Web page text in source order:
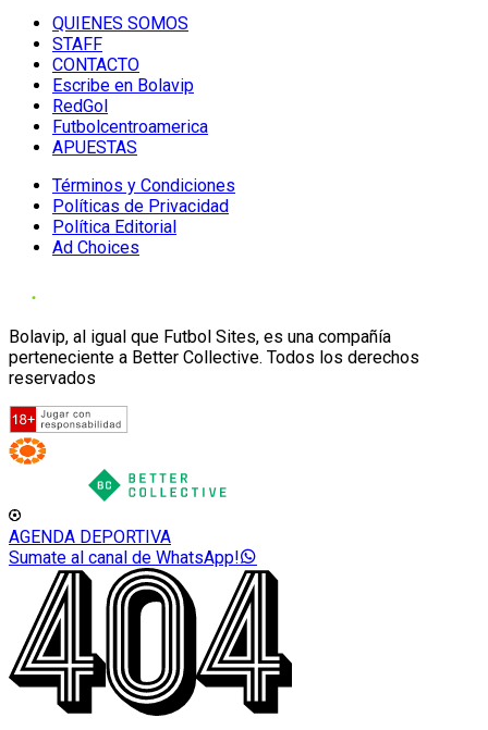
QUIENES SOMOS
STAFF
CONTACTO
Escribe en Bolavip
RedGol
Futbolcentroamerica
APUESTAS
Términos y Condiciones
Políticas de Privacidad
Política Editorial
Ad Choices
Bolavip, al igual que Futbol Sites, es una compañía
perteneciente a Better Collective. Todos los derechos
reservados
AGENDA DEPORTIVA
Sumate al canal de WhatsApp!